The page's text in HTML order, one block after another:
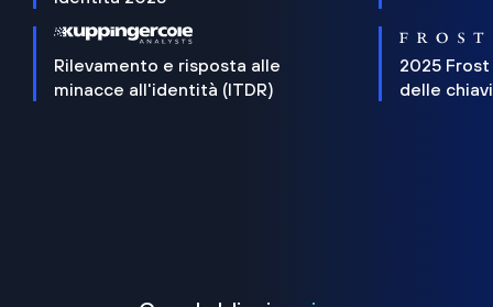
Rilevamento e risposta alle
minacce all'identità (ITDR)
2025 Frost
delle